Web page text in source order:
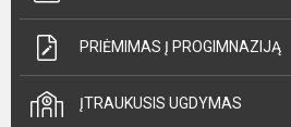
PRIĖMIMAS Į PROGIMNAZIJĄ
ĮTRAUKUSIS UGDYMAS